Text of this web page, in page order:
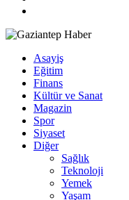
Asayiş
Eğitim
Finans
Kültür ve Sanat
Magazin
Spor
Siyaset
Diğer
Sağlık
Teknoloji
Yemek
Yaşam